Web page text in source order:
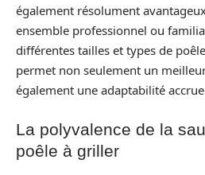
également résolument
ensemble professionnel ou
différentes tailles et types de
permet non seulement un
également une adaptabilité
La polyvalence de la
poêle à griller